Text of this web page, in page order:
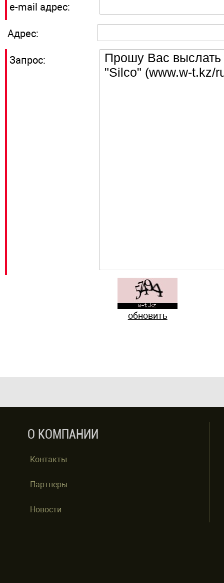
e-mail адрес:
Адрес:
Запрос:
обновить
О КОМПАНИИ
Контакты
Партнеры
Новости